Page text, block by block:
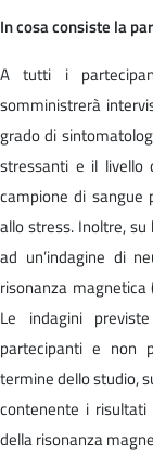
In cosa consiste la
A tutti i
somministrerà
grado di
stressanti e il livello
campione di sangue
allo stress. Inoltre,
ad un’indagine di
risonanza magnetica
Le indagini
partecipanti e non
termine dello studio,
contenente i
della risonanza